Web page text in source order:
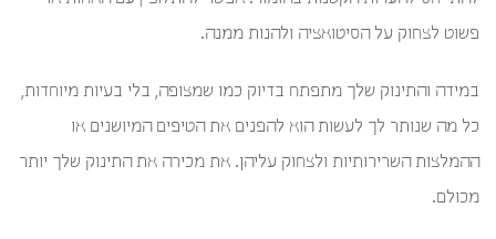
פשוט לצחוק על הסיטואציה ולהנות ממנה.
במידה והתינוק שלך מתפתח בדיוק כמו שמצופה, בלי בעיות מיוחדות,
כל מה שנותר לך לעשות הוא להפנים את הטיפים המיושנים או
ההמלצות השרירותיות ולצחוק עליהן. את מכירה את התינוק שלך יותר
מכולם.